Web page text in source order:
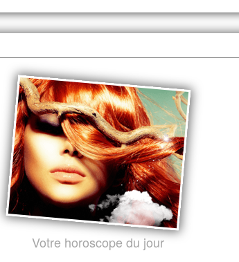
Votre horoscope du jour